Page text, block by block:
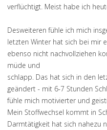
verflüchtigt. Meist habe ich
Desweiteren fühle ich mich
letzten Winter hat sich bei mir
ebenso nicht nachvollziehen
müde und
schlapp. Das hat sich in den
geändert - mit 6-7 Stunden
fühle mich motivierter und
Mein Stoffwechsel kommt in
Darmtätigkeit hat sich nahezu